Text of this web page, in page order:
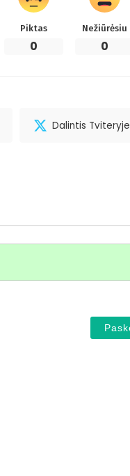
Piktas
0
Nežiūrėsiu
0
Dalintis Tviteryje